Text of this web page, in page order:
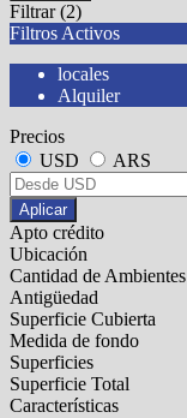
Filtrar (2)
Filtros Activos
locales
Alquiler
Precios
USD
ARS
Aplicar
Apto crédito
Ubicación
Cantidad de Ambientes
Antigüedad
Superficie Cubierta
Medida de fondo
Superficies
Superficie Total
Características